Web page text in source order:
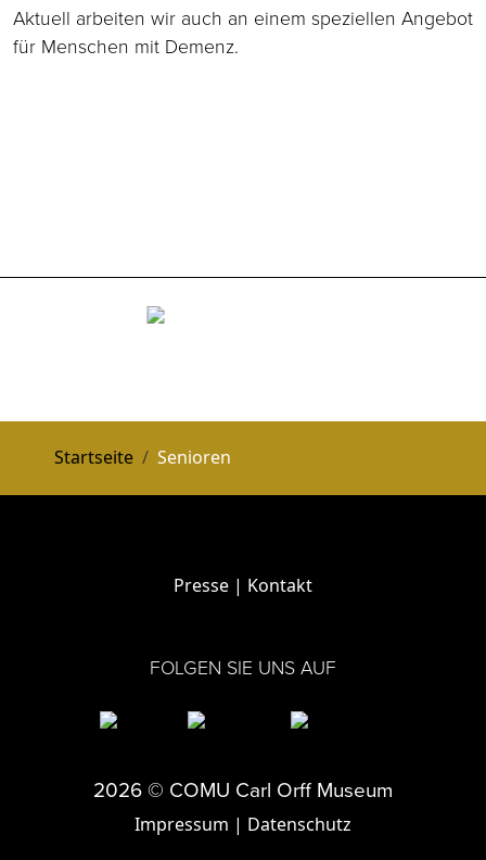
Aktuell arbeiten wir auch an einem speziellen Angebot
für Menschen mit Demenz.
Startseite Senioren
Presse | Kontakt
FOLGEN SIE UNS AUF
2026 © COMU Carl Orff Museum
Impressum | Datenschutz